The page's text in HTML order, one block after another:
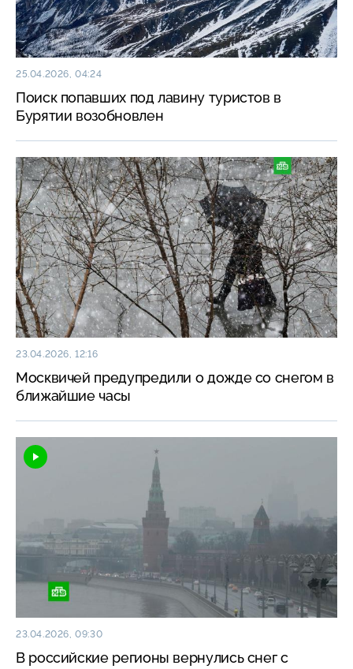
25.04.2026, 04:24
Поиск попавших под лавину туристов в
Бурятии возобновлен
23.04.2026, 12:16
Москвичей предупредили о дожде со снегом в
ближайшие часы
23.04.2026, 09:30
В российские регионы вернулись снег с